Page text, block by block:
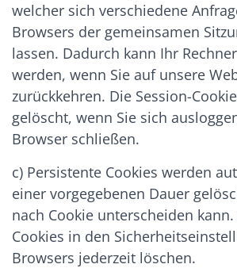
welcher sich verschiedene
Browsers der gemeinsamen
lassen. Dadurch kann Ihr
werden, wenn Sie auf unsere
zurückkehren. Die Session-
gelöscht, wenn Sie sich
Browser schließen.
c) Persistente Cookies werden
einer vorgegebenen Dauer
nach Cookie unterscheiden
Cookies in den
Browsers jederzeit löschen.